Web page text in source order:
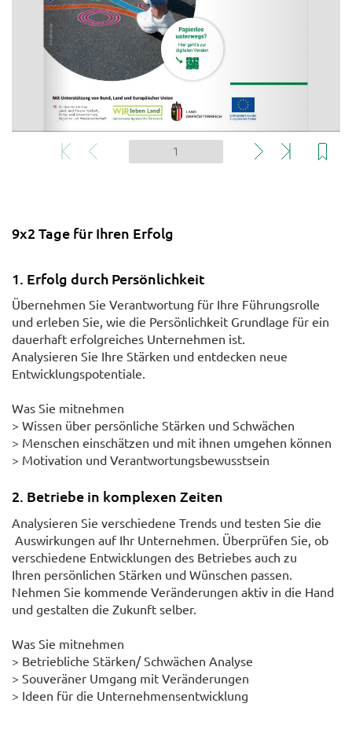
9x2 Tage für Ihren Erfolg
1. Erfolg durch Persönlichkeit
Übernehmen Sie Verantwortung für Ihre Führungsrolle
und erleben Sie, wie die Persönlichkeit Grundlage für ein
dauerhaft erfolgreiches Unternehmen ist.
Analysieren Sie Ihre Stärken und entdecken neue
Entwicklungspotentiale.
Was Sie mitnehmen
> Wissen über persönliche Stärken und Schwächen
> Menschen einschätzen und mit ihnen umgehen können
> Motivation und Verantwortungsbewusstsein
2. Betriebe in komplexen Zeiten
Analysieren Sie verschiedene Trends und testen Sie die
Auswirkungen auf Ihr Unternehmen. Überprüfen Sie, ob
verschiedene Entwicklungen des Betriebes auch zu
Ihren persönlichen Stärken und Wünschen passen.
Nehmen Sie kommende Veränderungen aktiv in die Hand
und gestalten die Zukunft selber.
Was Sie mitnehmen
> Betriebliche Stärken/ Schwächen Analyse
> Souveräner Umgang mit Veränderungen
> Ideen für die Unternehmensentwicklung